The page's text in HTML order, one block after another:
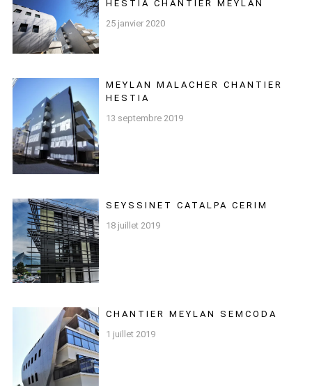
HESTIA CHANTIER MEYLAN
25 janvier 2020
MEYLAN MALACHER CHANTIER
HESTIA
13 septembre 2019
SEYSSINET CATALPA CERIM
18 juillet 2019
CHANTIER MEYLAN SEMCODA
1 juillet 2019